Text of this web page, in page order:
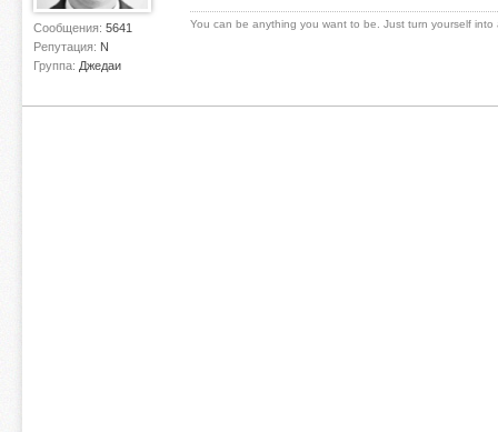
Сообщения: 5641
Репутация: N
Группа: Джедаи
You can be anything you want to be. Just turn yourself